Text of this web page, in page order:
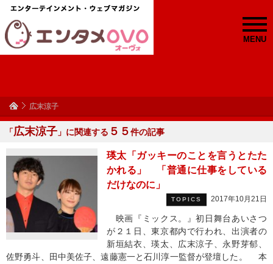
MENU
広末涼子
「広末涼子 」に関連する ５５件の記事
瑛太「ガッキーのことを言うとたた
かれる」 「普通に仕事をしている
だけなのに」
TOPICS 2017年10月21日
映画『ミックス。』初日舞台あいさつ
が２１日、東京都内で行われ、出演者の
新垣結衣、瑛太、広末涼子、永野芽郁、
佐野勇斗、田中美佐子、遠藤憲一と石川淳一監督が登壇した。 本